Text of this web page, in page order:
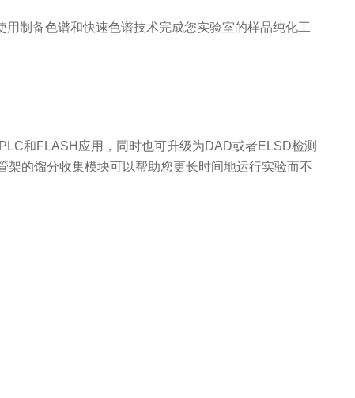
制备色谱和快速色谱技术完成您实验室的样品纯化工
和FLASH应用，同时也可升级为DAD或者ELSD检测
的馏分收集模块可以帮助您更长时间地运行实验而不